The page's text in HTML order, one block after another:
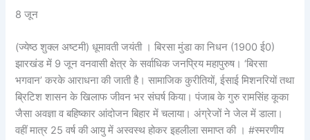
8 जून
(ज्येष्ठ शुक्ल अष्टमी) धूमावती जयंती । बिरसा मुंडा का निधन (1900 ई0)
झारखंड में 9 जून वनवासी क्षेत्र के सर्वाधिक जनप्रिय महापुरुष। ‘बिरसा
भगवान’ करके आराधना की जाती है। सामाजिक कुरीतियों, ईसाई मिशनरियों तथा
ब्रिटिश शासन के खिलाफ जीवन भर संघर्ष किया। पंजाब के गुरु रामसिंह कूका
जैसा अवज्ञा व बहिष्कार आंदोजन बिहार में चलाया। अंग्रेजों ने जेल में डाला।
वहीं मात्र 25 वर्ष की आयु में अस्वस्थ होकर इहलीला समाप्त की । #स्मरणीय